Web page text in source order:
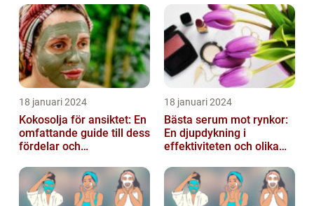
18 januari 2024
Kokosolja för ansiktet: En
omfattande guide till dess
fördelar och
18 januari 2024
Bästa serum mot rynkor:
En djupdykning i
effektiviteten och olika